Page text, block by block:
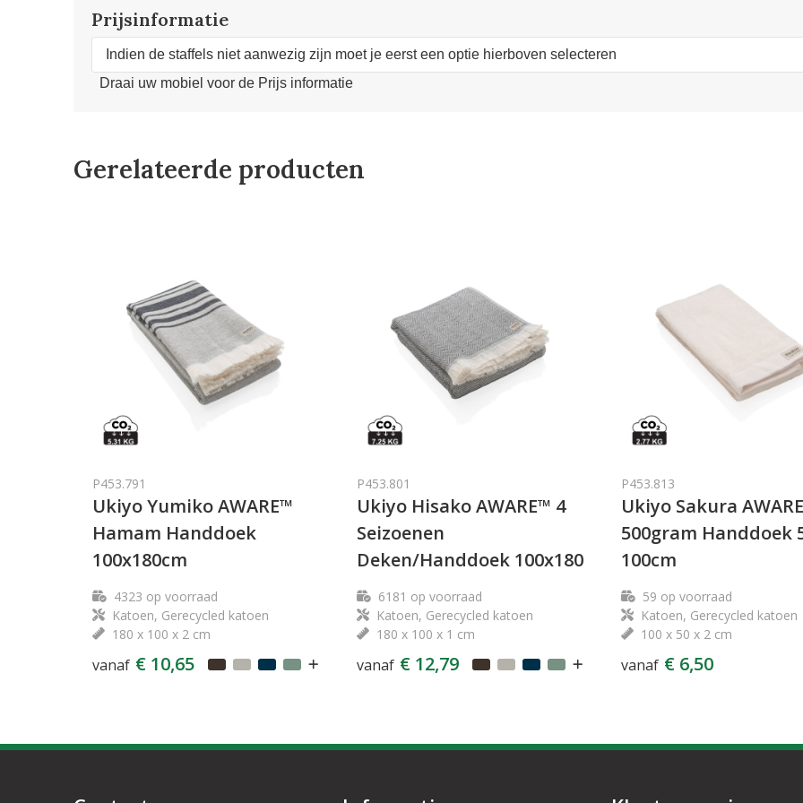
Prijsinformatie
Indien de staffels niet aanwezig zijn moet je eerst een optie hierboven selecteren
Draai uw mobiel voor de Prijs informatie
Gerelateerde producten
P453.791
Ukiyo Yumiko AWARE™
Hamam Handdoek
100x180cm
4323 op voorraad
Katoen, Gerecycled katoen
180 x 100 x 2 cm
vanaf € 10,65
P453.801
Ukiyo Hisako AWARE™ 4
Seizoenen
Deken/Handdoek 100x180
6181 op voorraad
Katoen, Gerecycled katoen
180 x 100 x 1 cm
vanaf € 12,79
P453.813
Ukiyo Sakura
500gram Handdoek
100cm
59 op voorraad
Katoen, Gerecycled katoen
100 x 50 x 2 cm
vanaf € 6,50